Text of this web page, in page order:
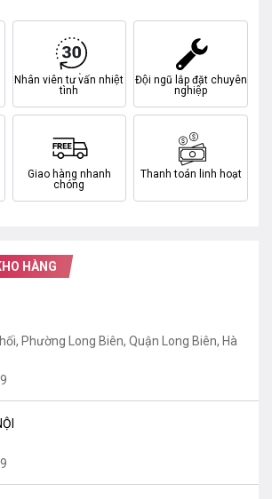
Nhân viên tư vấn nhiệt
tình
Đội ngũ lắp đặt chuyên
nghiệp
Giao hàng nhanh
chóng
Thanh toán linh hoạt
HÀNG
Phường Long Biên, Quận Long Biên, Hà